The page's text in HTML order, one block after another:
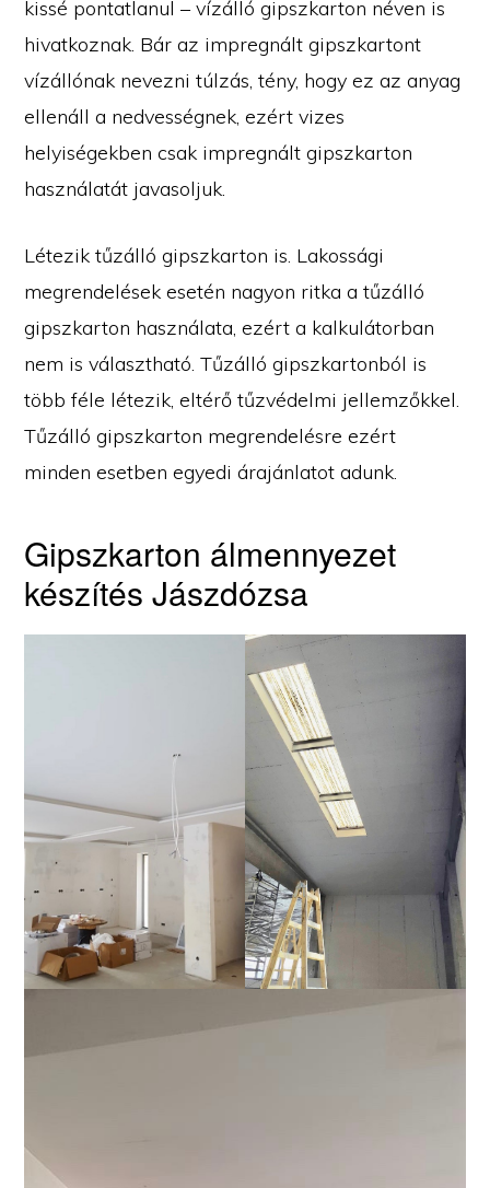
kissé pontatlanul – vízálló gipszkarton néven is
hivatkoznak. Bár az impregnált gipszkartont
vízállónak nevezni túlzás, tény, hogy ez az anyag
ellenáll a nedvességnek, ezért vizes
helyiségekben csak impregnált gipszkarton
használatát javasoljuk.
Létezik tűzálló gipszkarton is. Lakossági
megrendelések esetén nagyon ritka a tűzálló
gipszkarton használata, ezért a kalkulátorban
nem is választható. Tűzálló gipszkartonból is
több féle létezik, eltérő tűzvédelmi jellemzőkkel.
Tűzálló gipszkarton megrendelésre ezért
minden esetben egyedi árajánlatot adunk.
Gipszkarton álmennyezet
készítés Jászdózsa